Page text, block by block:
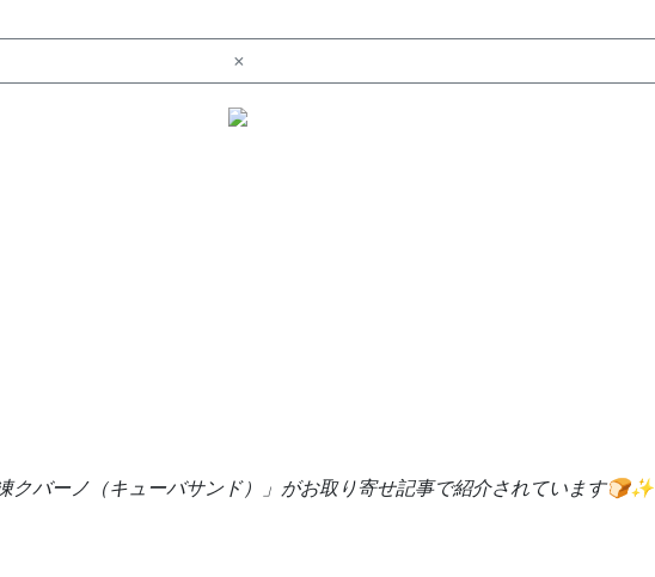
×
クバーノ（キューバサンド）」がお取り寄せ記事で紹介されています🍞✨